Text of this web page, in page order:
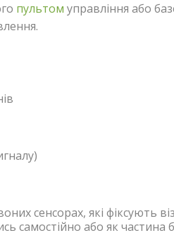
пультом управління або
сенсорах, які фіксують
самостійно або як частина